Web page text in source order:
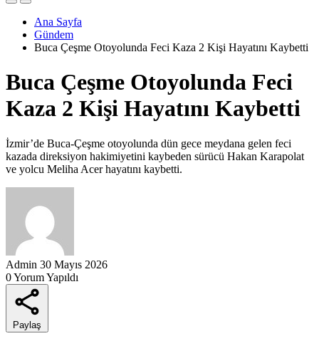
Ana Sayfa
Gündem
Buca Çeşme Otoyolunda Feci Kaza 2 Kişi Hayatını Kaybetti
Buca Çeşme Otoyolunda Feci
Kaza 2 Kişi Hayatını Kaybetti
İzmir’de Buca-Çeşme otoyolunda dün gece meydana gelen feci
kazada direksiyon hakimiyetini kaybeden sürücü Hakan Karapolat
ve yolcu Meliha Acer hayatını kaybetti.
Admin 30 Mayıs 2026
0 Yorum Yapıldı
Paylaş